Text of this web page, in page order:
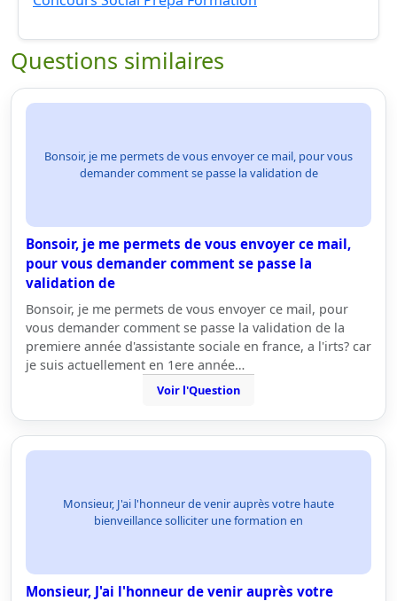
Questions similaires
Bonsoir, je me permets de vous envoyer ce mail, pour vous
demander comment se passe la validation de
Bonsoir, je me permets de vous envoyer ce mail,
pour vous demander comment se passe la
validation de
Bonsoir, je me permets de vous envoyer ce mail, pour
vous demander comment se passe la validation de la
premiere année d'assistante sociale en france, a l'irts? car
je suis actuellement en 1ere année…
Voir l'Question
Monsieur, J'ai l'honneur de venir auprès votre haute
bienveillance solliciter une formation en
Monsieur, J'ai l'honneur de venir auprès votre